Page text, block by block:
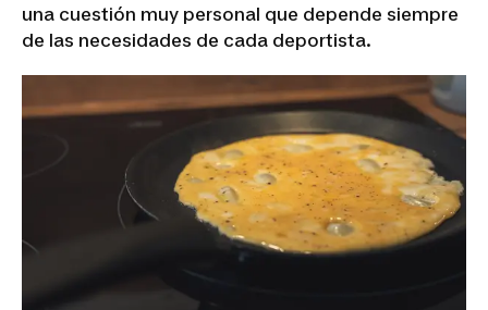
una cuestión muy personal que depende siempre
de las necesidades de cada deportista.